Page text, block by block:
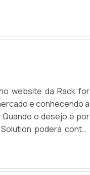
o site da Project
o assunto é rack
website da Rack for
e conhecendo a
o desejo é por
poderá contar
de informática,